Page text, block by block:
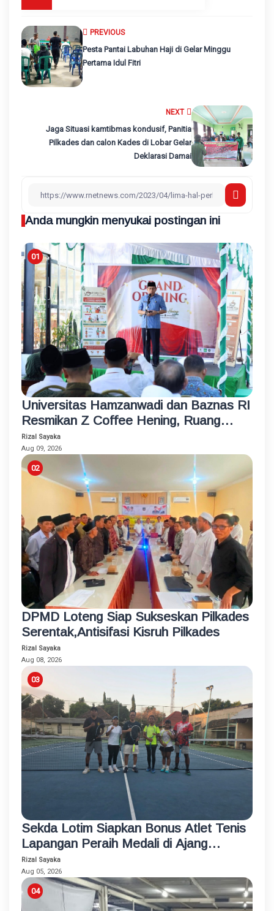
NEXT
Jaga Situasi kamtibmas kondusif, Panitia
Pilkades dan calon Kades di Lobar Gelar
Deklarasi Damai
PREVIOUS
Pesta Pantai Labuhan Haji di Gelar Minggu
Pertama Idul Fitri
Anda mungkin menyukai postingan ini
Universitas Hamzanwadi dan Baznas RI
Resmikan Z Coffee Hening, Ruang
Usaha Inklusif bagi Penyandang
Disabilitas
Rizal Sayaka
Aug 09, 2026
DPMD Loteng Siap Sukseskan Pilkades
Serentak,Antisifasi Kisruh Pilkades
Rizal Sayaka
Aug 08, 2026
Sekda Lotim Siapkan Bonus Atlet Tenis
Lapangan Peraih Medali di Ajang
Porprov
Rizal Sayaka
Aug 05, 2026